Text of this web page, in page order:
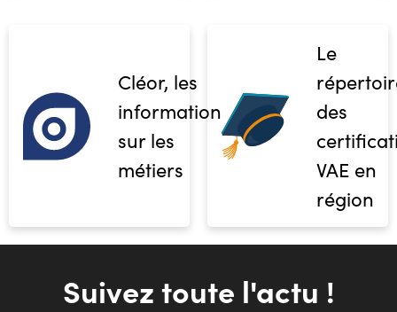
Cléor, les
informations
sur les
métiers
Le
des
VAE en
région
Suivez toute l'actu !